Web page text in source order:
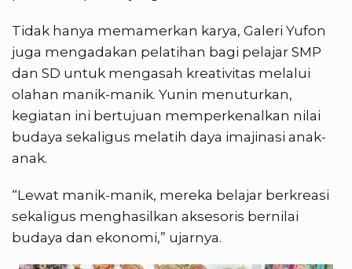
Tidak hanya memamerkan karya, Galeri Yufon
juga mengadakan pelatihan bagi pelajar SMP
dan SD untuk mengasah kreativitas melalui
olahan manik-manik. Yunin menuturkan,
kegiatan ini bertujuan memperkenalkan nilai
budaya sekaligus melatih daya imajinasi anak-
anak.
“Lewat manik-manik, mereka belajar berkreasi
sekaligus menghasilkan aksesoris bernilai
budaya dan ekonomi,” ujarnya.